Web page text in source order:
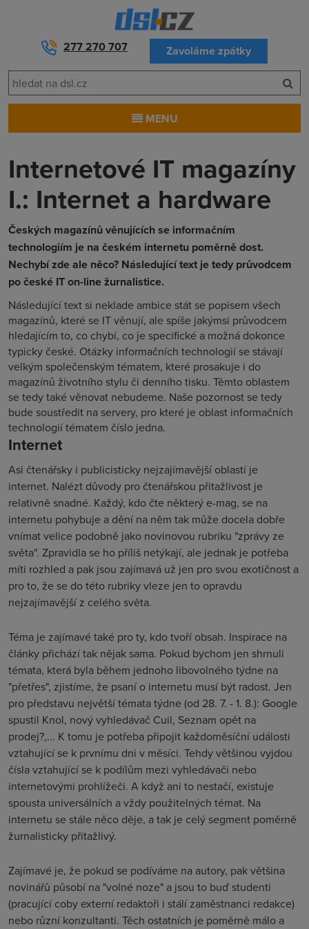
277 270 707 Zavoláme zpátky
MENU
Internetové IT magazíny
I.: Internet a hardware
Českých magazínů věnujících se informačním
technologiím je na českém internetu poměrně dost.
Nechybí zde ale něco? Následující text je tedy průvodcem
po české IT on-line žurnalistice.
Následující text si neklade ambice stát se popisem všech
magazínů, které se IT věnují, ale spíše jakýmsi průvodcem
hledajícím to, co chybí, co je specifické a možná dokonce
typicky české. Otázky informačních technologií se stávají
velkým společenským tématem, které prosakuje i do
magazínů životního stylu či denního tisku. Těmto oblastem
se tedy také věnovat nebudeme. Naše pozornost se tedy
bude soustředit na servery, pro které je oblast informačních
technologií tématem číslo jedna.
Internet
Asi čtenářsky i publicisticky nejzajímavější oblastí je
internet. Nalézt důvody pro čtenářskou přitažlivost je
relativně snadné. Každý, kdo čte některý e-mag, se na
internetu pohybuje a dění na něm tak může docela dobře
vnímat velice podobně jako novinovou rubriku "zprávy ze
světa". Zpravidla se ho příliš netýkají, ale jednak je potřeba
míti rozhled a pak jsou zajímavá už jen pro svou exotičnost a
pro to, že se do této rubriky vleze jen to opravdu
nejzajímavější z celého světa.
Téma je zajímavé také pro ty, kdo tvoří obsah. Inspirace na
články přichází tak nějak sama. Pokud bychom jen shrnuli
témata, která byla během jednoho libovolného týdne na
"přetřes", zjistíme, že psaní o internetu musí být radost. Jen
pro představu největší témata týdne (od 28. 7. - 1. 8.): Google
spustil Knol, nový vyhledávač Cuil, Seznam opět na
prodej?,... K tomu je potřeba připojit každoměsíční události
vztahující se k prvnímu dni v měsíci. Tehdy většinou vyjdou
čísla vztahující se k podílům mezi vyhledávači nebo
internetovými prohlížeči. A když ani to nestačí, existuje
spousta universálních a vždy použitelných témat. Na
internetu se stále něco děje, a tak je celý segment poměrně
žurnalisticky přitažlivý.
Zajímavé je, že pokud se podíváme na autory, pak většina
novinářů působí na "volné noze" a jsou to buď studenti
(pracující coby externí redaktoři i stálí zaměstnanci redakce)
nebo různí konzultanti. Těch ostatních je poměrně málo a